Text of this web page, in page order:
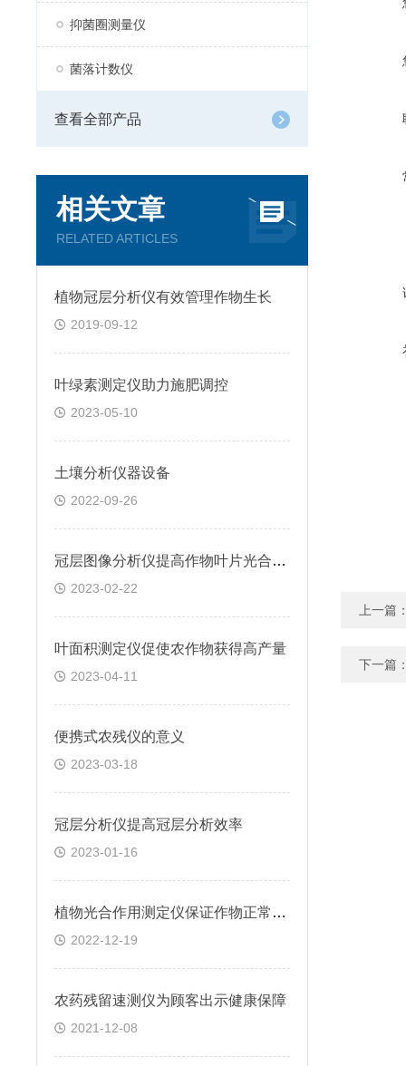
抑菌圈测量仪
菌落计数仪
查看全部产品
相关文章
RELATED ARTICLES
植物冠层分析仪有效管理作物生长
2019-09-12
叶绿素测定仪助力施肥调控
2023-05-10
土壤分析仪器设备
2022-09-26
冠层图像分析仪提高作物叶片光合效率
2023-02-22
叶面积测定仪促使农作物获得高产量
2023-04-11
便携式农残仪的意义
2023-03-18
冠层分析仪提高冠层分析效率
2023-01-16
植物光合作用测定仪保证作物正常生长
2022-12-19
农药残留速测仪为顾客出示健康保障
2021-12-08
上一篇
下一篇